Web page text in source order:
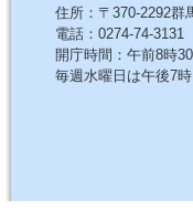
住所：〒370-2292群
電話：0274-74-3131
開庁時間：午前8時
毎週水曜日は午後7